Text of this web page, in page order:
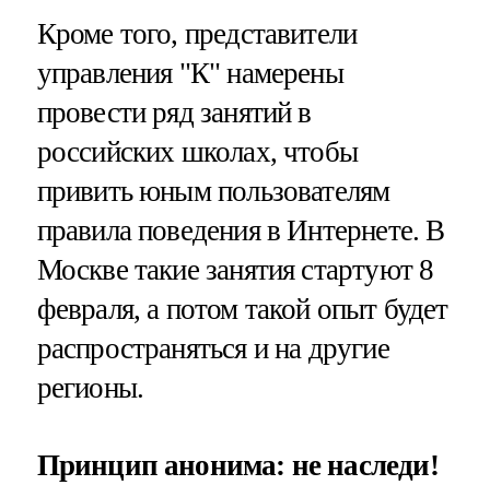
Кроме того, представители
управления "К" намерены
провести ряд занятий в
российских школах, чтобы
привить юным пользователям
правила поведения в Интернете. В
Москве такие занятия стартуют 8
февраля, а потом такой опыт будет
распространяться и на другие
регионы.
Принцип анонима: не наследи!